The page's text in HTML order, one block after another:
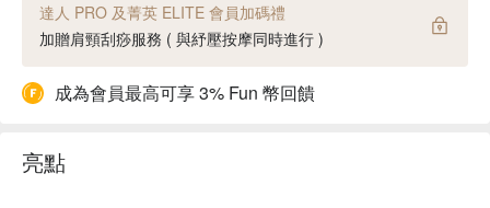
達人 PRO 及菁英 ELITE 會員加碼禮
加贈肩頸刮痧服務 ( 與紓壓按摩同時進行 )
成為會員最高可享 3% Fun 幣回饋
亮點